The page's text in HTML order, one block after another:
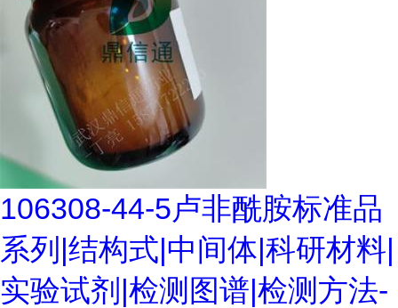
106308-44-5卢非酰胺标准品
系列|结构式|中间体|科研材料|
实验试剂|检测图谱|检测方法-